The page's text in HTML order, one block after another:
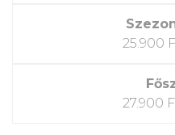
25.900
27.900